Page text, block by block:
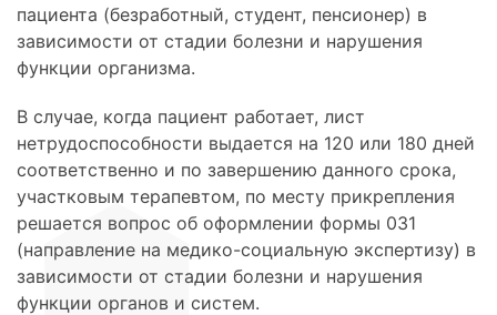
пациента (безработный, студент, пенсионер) в
зависимости от стадии болезни и нарушения
функции организма.
В случае, когда пациент работает, лист
нетрудоспособности выдается на 120 или 180 дней
соответственно и по завершению данного срока,
участковым терапевтом, по месту прикрепления
решается вопрос об оформлении формы 031
(направление на медико-социальную экспертизу) в
зависимости от стадии болезни и нарушения
функции органов и систем.